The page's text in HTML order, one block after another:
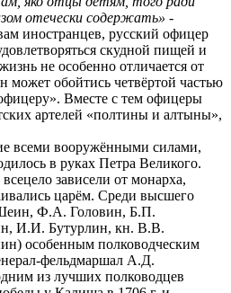
отечески содержать» -
иностранцев, русский офицер
скудной пищей и
не особенно отличается от
может обойтись четвёртой частью
Вместе с тем офицеры
артелей «полтины и алтыны»,
всеми вооружёнными силами,
в руках Петра Великого.
зависели от монарха,
царём. Среди высшего
Ф.А. Головин, Б.П.
И.И. Бутурлин, кн. В.В.
особенным полководческим
фельдмаршал А.Д.
из лучших полководцев